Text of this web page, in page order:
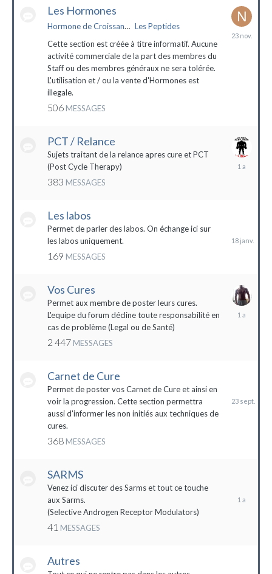
Les Hormones
Hormone de Croissance (HGH) Les Peptides
Cette section est créée à titre informatif. Aucune
activité commerciale de la part des membres du
Staff ou des membres généraux ne sera tolérée.
L'utilisation et / ou la vente d'Hormones est
illegale.
506 MESSAGES
23
PCT / Relance
Sujets traitant de la relance apres cure et PCT
(Post Cycle Therapy)
383 MESSAGES
13
Les labos
Permet de parler des labos. On échange ici sur
les labos uniquement.
169 MESSAGES
Vos Cures
Permet aux membre de poster leurs cures.
L'equipe du forum décline toute responsabilité en
cas de problème (Legal ou de Santé)
2 447 MESSAGES
28
Carnet de Cure
Permet de poster vos Carnet de Cure et ainsi en
voir la progression. Cette section permettra
aussi d'informer les non initiés aux techniques de
cures.
368 MESSAGES
2023
SARMS
Venez ici discuter des Sarms et tout ce touche
aux Sarms.
(Selective Androgen Receptor Modulators)
41 MESSAGES
2022
Autres